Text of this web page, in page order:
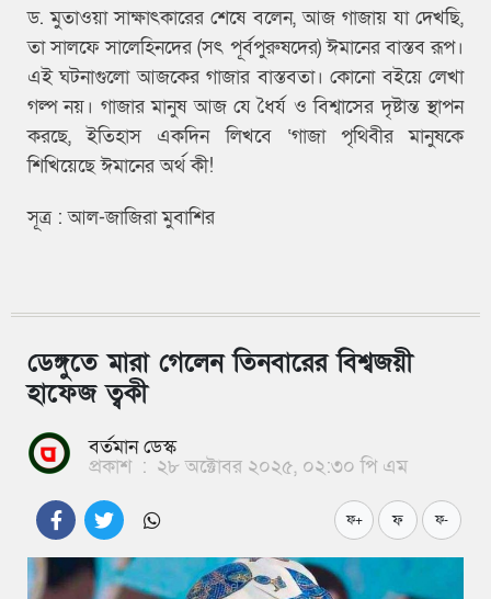
ড. মুতাওয়া সাক্ষাৎকারের শেষে বলেন, আজ গাজায় যা দেখছি,
তা সালফে সালেহিনদের (সৎ পূর্বপুরুষদের) ঈমানের বাস্তব রূপ।
এই ঘটনাগুলো আজকের গাজার বাস্তবতা। কোনো বইয়ে লেখা
গল্প নয়। গাজার মানুষ আজ যে ধৈর্য ও বিশ্বাসের দৃষ্টান্ত স্থাপন
করছে, ইতিহাস একদিন লিখবে ‘গাজা পৃথিবীর মানুষকে
শিখিয়েছে ঈমানের অর্থ কী!
সূত্র : আল-জাজিরা মুবাশির
ডেঙ্গুতে মারা গেলেন তিনবারের বিশ্বজয়ী
হাফেজ ত্বকী
বর্তমান ডেস্ক
প্রকাশ : ২৮ অক্টোবর ২০২৫, ০২:৩০ পি এম
ফ+ ফ ফ-